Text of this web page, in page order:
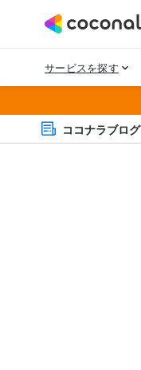
ココナラブログ